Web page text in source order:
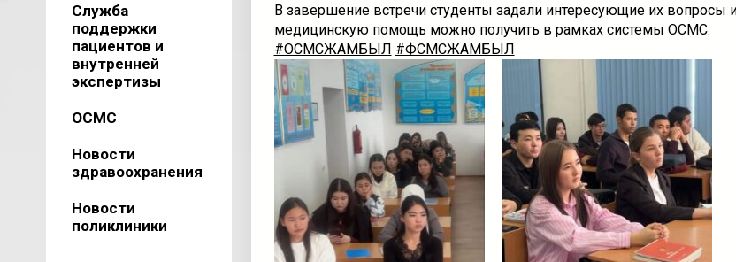
Служба
поддержки
пациентов и
внутренней
экспертизы
ОСМС
Новости
здравоохранения
Новости
поликлиники
В завершение встречи студенты задали интересующие их вопросы
медицинскую помощь можно получить в рамках системы ОСМС.
#ОСМСЖАМБЫЛ #ФСМСЖАМБЫЛ